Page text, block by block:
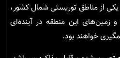
یکی از مناطق توریستی شمال کشور،
این منطقه در آینده‌ای
خواهند بود.